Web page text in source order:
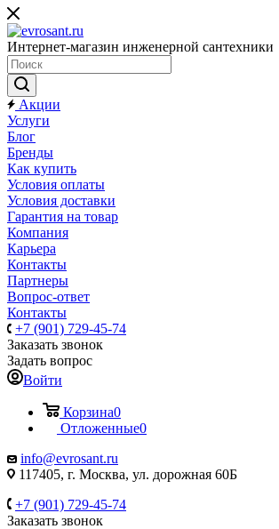
Интернет-магазин инженерной сантехники
Акции
Услуги
Блог
Бренды
Как купить
Условия оплаты
Условия доставки
Гарантия на товар
Компания
Карьера
Контакты
Партнеры
Вопрос-ответ
Контакты
+7 (901) 729-45-74
Заказать звонок
Задать вопрос
Войти
Корзина0
Отложенные0
info@evrosant.ru
117405, г. Москва, ул. дорожная 60Б
+7 (901) 729-45-74
Заказать звонок